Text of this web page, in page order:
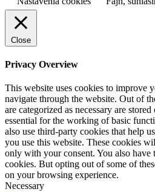
Close
Privacy Overview
This website uses cookies to improve
navigate through the website. Out of
are categorized as necessary are
essential for the working of basic
also use third-party cookies that help
you use this website. These cookies
only with your consent. You also have
cookies. But opting out of some of
on your browsing experience.
Necessary